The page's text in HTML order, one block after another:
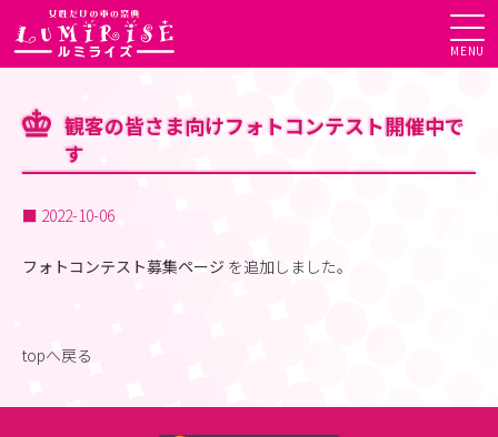
MENU
観客の皆さま向けフォトコンテスト開催中で
す
■ 2022-10-06
フォトコンテスト募集ページ を追加しました。
topへ戻る